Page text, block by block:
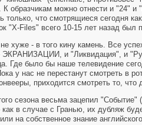
К образчикам можно отнести и "24" и
только, что смотрящиеся сегодня
"X-Files" всего 10-15 лет назад был
хуже - в того кину камень. Все
ЭКРАНИЗАЦИИ, и "Ликвидация", и
Где было бы наше телевидение
у нас не перестанут смотреть в
приходится смотреть то, что
сезона весьма зацепил "Событие"
в случае с Гранью, их дубляж
на собственное знание